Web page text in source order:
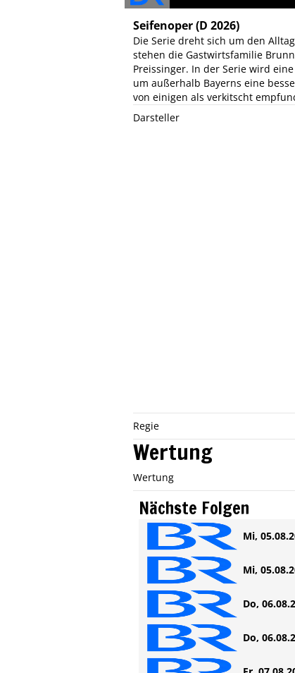
Seifenoper(D 2026)
Die Serie dreht sich um den
stehen die Gastwirtsfamilie
Preissinger. In der Serie wird
um außerhalb Bayerns eine
von einigen als verkitscht
Darsteller
Regie
Wertung
Wertung
Nächste Folgen
Mi,
Mi,
Do,
Do,